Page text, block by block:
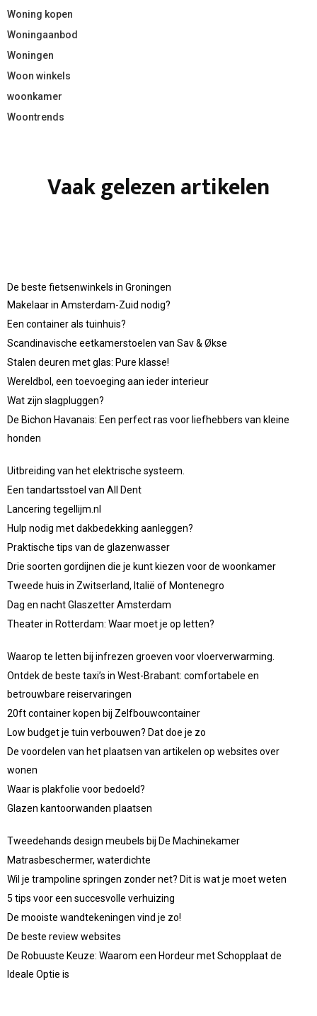
Woning kopen
Woningaanbod
Woningen
Woon winkels
woonkamer
Woontrends
Vaak gelezen artikelen
De beste fietsenwinkels in Groningen
Makelaar in Amsterdam-Zuid nodig?
Een container als tuinhuis?
Scandinavische eetkamerstoelen van Sav & Økse
Stalen deuren met glas: Pure klasse!
Wereldbol, een toevoeging aan ieder interieur
Wat zijn slagpluggen?
De Bichon Havanais: Een perfect ras voor liefhebbers van kleine
honden
Uitbreiding van het elektrische systeem.
Een tandartsstoel van All Dent
Lancering tegellijm.nl
Hulp nodig met dakbedekking aanleggen?
Praktische tips van de glazenwasser
Drie soorten gordijnen die je kunt kiezen voor de woonkamer
Tweede huis in Zwitserland, Italië of Montenegro
Dag en nacht Glaszetter Amsterdam
Theater in Rotterdam: Waar moet je op letten?
Waarop te letten bij infrezen groeven voor vloerverwarming.
Ontdek de beste taxi’s in West-Brabant: comfortabele en
betrouwbare reiservaringen
20ft container kopen bij Zelfbouwcontainer
Low budget je tuin verbouwen? Dat doe je zo
De voordelen van het plaatsen van artikelen op websites over
wonen
Waar is plakfolie voor bedoeld?
Glazen kantoorwanden plaatsen
Tweedehands design meubels bij De Machinekamer
Matrasbeschermer, waterdichte
Wil je trampoline springen zonder net? Dit is wat je moet weten
5 tips voor een succesvolle verhuizing
De mooiste wandtekeningen vind je zo!
De beste review websites
De Robuuste Keuze: Waarom een Hordeur met Schopplaat de
Ideale Optie is